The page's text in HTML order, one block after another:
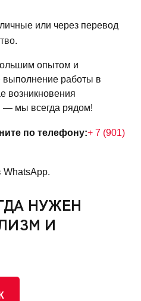
или через перевод
опытом и
выполнение работы в
возникновения
— мы всегда рядом!
по телефону:+ 7 (901)
WhatsApp.
НУЖЕН
И